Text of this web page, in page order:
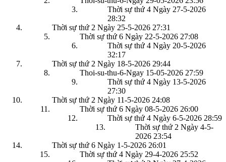
Thời sự thứ 4 Ngày 27-5-2026
28:32
Thời sự thứ 2 Ngày 25-5-2026 27:31
Thời sự thứ 6 Ngày 22-5-2026 27:08
Thời sự thứ 4 Ngày 20-5-2026
32:17
Thời sự thứ 2 Ngày 18-5-2026 29:44
Thoi-su-thu-6-Ngay 15-05-2026 27:59
Thời sự thứ 4 Ngày 13-5-2026
27:30
Thời sự thứ 2 Ngày 11-5-2026 24:08
Thời sự thứ 6 Ngày 08-5-2026 26:00
Thời sự thứ 4 Ngày 6-5-2026 28:59
Thời sự thứ 2 Ngày 4-5-
2026 23:54
Thời sự thứ 6 Ngày 1-5-2026 26:01
Thời sự thứ 4 Ngày 29-4-2026 25:52